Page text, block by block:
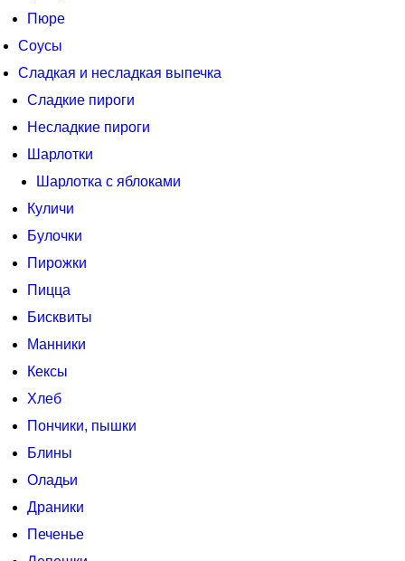
Пюре
Соусы
Сладкая и несладкая выпечка
Сладкие пироги
Несладкие пироги
Шарлотки
Шарлотка с яблоками
Куличи
Булочки
Пирожки
Пицца
Бисквиты
Манники
Кексы
Хлеб
Пончики, пышки
Блины
Оладьи
Драники
Печенье